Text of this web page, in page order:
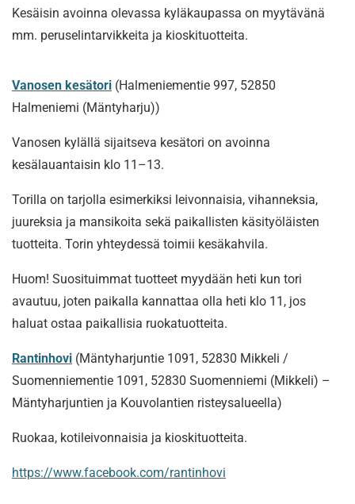
Kesäisin avoinna olevassa kyläkaupassa on myytävänä
mm. peruselintarvikkeita ja kioskituotteita.
Vanosen kesätori (Halmeniementie 997, 52850
Halmeniemi (Mäntyharju))
Vanosen kylällä sijaitseva kesätori on avoinna
kesälauantaisin klo 11–13.
Torilla on tarjolla esimerkiksi leivonnaisia, vihanneksia,
juureksia ja mansikoita sekä paikallisten käsityöläisten
tuotteita. Torin yhteydessä toimii kesäkahvila.
Huom! Suosituimmat tuotteet myydään heti kun tori
avautuu, joten paikalla kannattaa olla heti klo 11, jos
haluat ostaa paikallisia ruokatuotteita.
Rantinhovi (Mäntyharjuntie 1091, 52830 Mikkeli /
Suomenniementie 1091, 52830 Suomenniemi (Mikkeli) –
Mäntyharjuntien ja Kouvolantien risteysalueella)
Ruokaa, kotileivonnaisia ja kioskituotteita.
https://www.facebook.com/rantinhovi